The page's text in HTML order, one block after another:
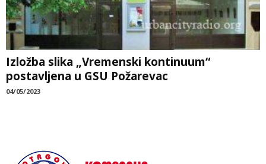
Izložba slika „Vremenski kontinuum“
postavljena u GSU Požarevac
04/05/2023